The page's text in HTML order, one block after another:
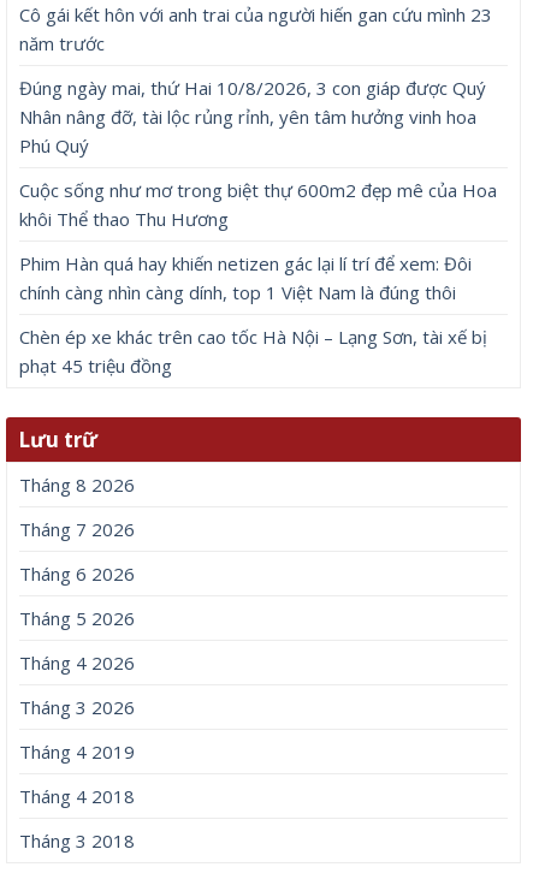
Cô gái kết hôn với anh trai của người hiến gan cứu mình 23
năm trước
Đúng ngày mai, thứ Hai 10/8/2026, 3 con giáp được Quý
Nhân nâng đỡ, tài lộc rủng rỉnh, yên tâm hưởng vinh hoa
Phú Quý
Cuộc sống như mơ trong biệt thự 600m2 đẹp mê của Hoa
khôi Thể thao Thu Hương
Phim Hàn quá hay khiến netizen gác lại lí trí để xem: Đôi
chính càng nhìn càng dính, top 1 Việt Nam là đúng thôi
Chèn ép xe khác trên cao tốc Hà Nội – Lạng Sơn, tài xế bị
phạt 45 triệu đồng
Lưu trữ
Tháng 8 2026
Tháng 7 2026
Tháng 6 2026
Tháng 5 2026
Tháng 4 2026
Tháng 3 2026
Tháng 4 2019
Tháng 4 2018
Tháng 3 2018